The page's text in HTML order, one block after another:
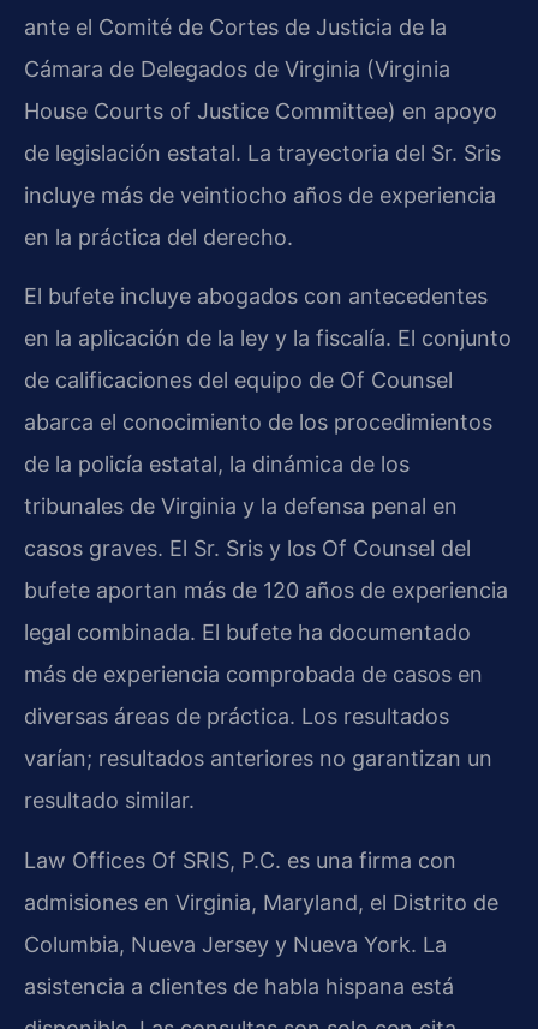
ante el Comité de Cortes de Justicia de la
Cámara de Delegados de Virginia (Virginia
House Courts of Justice Committee) en apoyo
de legislación estatal. La trayectoria del Sr. Sris
incluye más de veintiocho años de experiencia
en la práctica del derecho.
El bufete incluye abogados con antecedentes
en la aplicación de la ley y la fiscalía. El conjunto
de calificaciones del equipo de Of Counsel
abarca el conocimiento de los procedimientos
de la policía estatal, la dinámica de los
tribunales de Virginia y la defensa penal en
casos graves. El Sr. Sris y los Of Counsel del
bufete aportan más de 120 años de experiencia
legal combinada. El bufete ha documentado
más de experiencia comprobada de casos en
diversas áreas de práctica. Los resultados
varían; resultados anteriores no garantizan un
resultado similar.
Law Offices Of SRIS, P.C. es una firma con
admisiones en Virginia, Maryland, el Distrito de
Columbia, Nueva Jersey y Nueva York. La
asistencia a clientes de habla hispana está